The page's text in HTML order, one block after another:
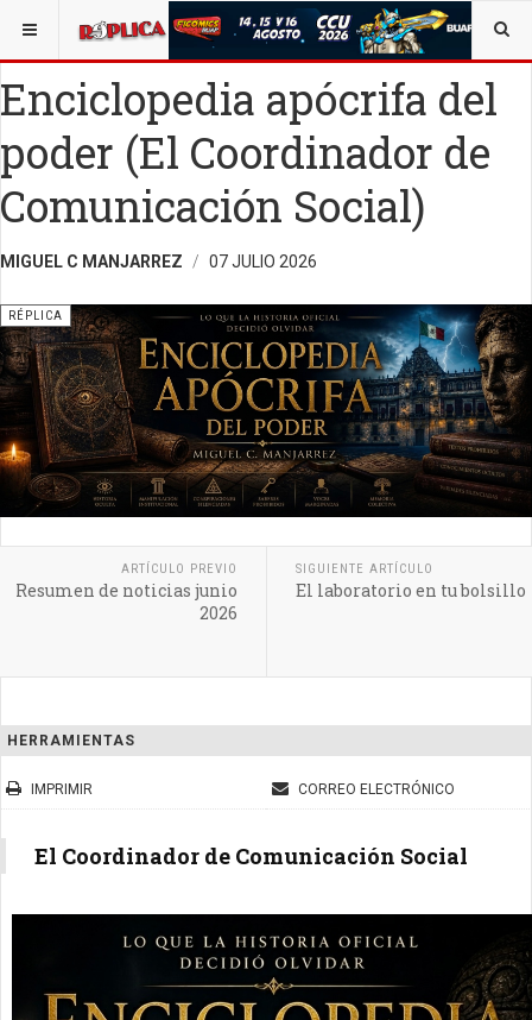
ESTÁ AQUÍ: SALUD SALUD Y ORIENTACIÓN
Enciclopedia apócrifa del
poder (El Coordinador de
Comunicación Social)
MIGUEL C MANJARREZ 07 JULIO 2026
RÉPLICA
ARTÍCULO PREVIO
Resumen de noticias junio
2026
SIGUIENTE ARTÍCULO
El laboratorio en tu bolsillo
HERRAMIENTAS
IMPRIMIR CORREO ELECTRÓNICO
El Coordinador de Comunicación Social